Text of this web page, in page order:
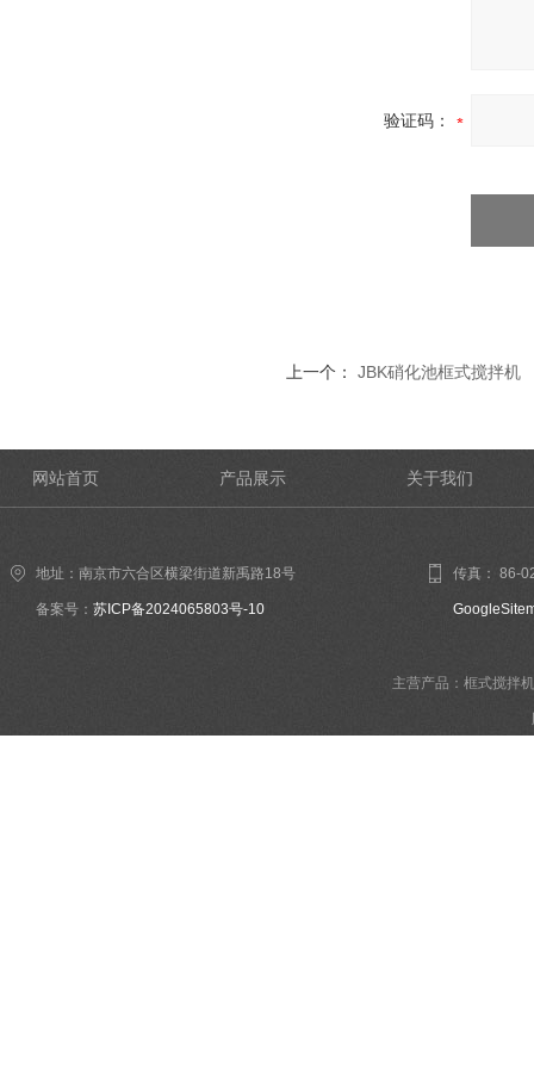
验证码：
上一个： JBK硝化池框式搅拌机
网站首页 产品展示 关于我们
地址：南京市六合区横梁街道新禹路18号
备案号： 苏ICP备2024065803号-10
传真： 86-
主营产品：框式搅拌